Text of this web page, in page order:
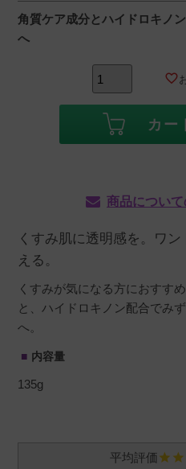
角質ケア成分とハイドロキノ
へ
カー
商品につい
くすみ肌に透明感を。ワ
える。
くすみが気になる方におすす
と、ハイドロキノン配合でみ
へ。
内容量
135g